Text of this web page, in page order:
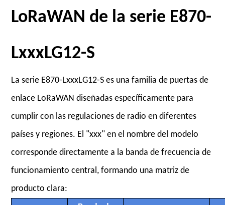
LoRaWAN de la serie E870-
LxxxLG12-S
La serie E870-LxxxLG12-S es una familia de puertas de
enlace LoRaWAN diseñadas específicamente para
cumplir con las regulaciones de radio en diferentes
países y regiones. El "xxx" en el nombre del modelo
corresponde directamente a la banda de frecuencia de
funcionamiento central, formando una matriz de
producto clara: